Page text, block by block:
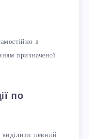
в
призначеної
по
певний